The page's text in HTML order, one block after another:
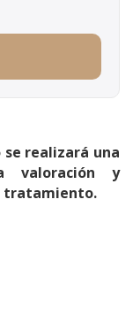
realizará una
valoración y
tratamiento.